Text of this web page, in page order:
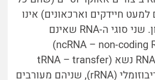
למעט חיידקים וארכאונים) אינו
מתורגם לחלבון. שני סוגי ה-RNA שאינם
מקודדים (ncRNA – non-coding RNA)
העיקריים הם RNA נשא (tRNA – transfer
RNA) ו-RNA ריבוזומלי (rRNA), שניהם מעורבים